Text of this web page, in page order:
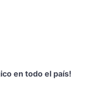
en todo el país!